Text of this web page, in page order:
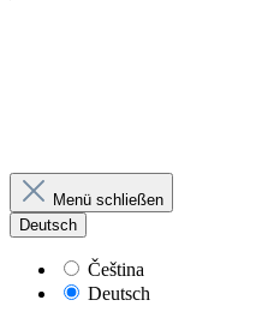
Menü schließen
Deutsch
Čeština
Deutsch